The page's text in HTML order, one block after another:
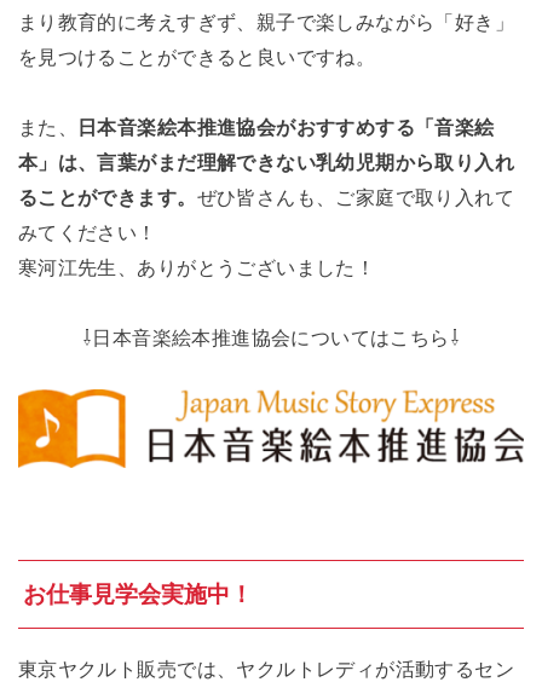
まり教育的に考えすぎず、親子で楽しみながら「好き」
を見つけることができると良いですね。
また、 日本音楽絵本推進協会がおすすめする「音楽絵
本」は、言葉がまだ理解できない乳幼児期から取り入れ
ることができます。 ぜひ皆さんも、ご家庭で取り入れて
みてください！
寒河江先生、ありがとうございました！
⇩日本音楽絵本推進協会についてはこちら⇩
お仕事見学会実施中！
東京ヤクルト販売では、ヤクルトレディが活動するセン